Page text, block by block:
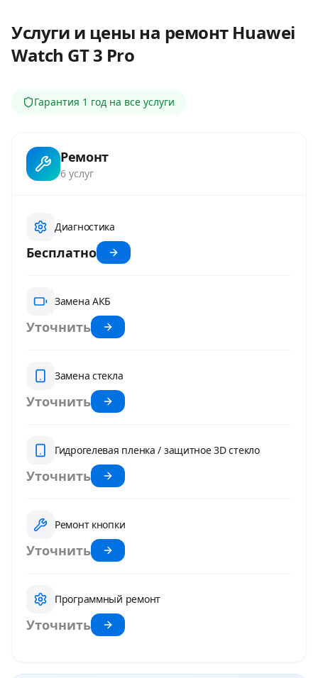
Услуги и цены на ремонт Huawei
Watch GT 3 Pro
Гарантия 1 год на все услуги
Ремонт
6 услуг
Диагностика
Бесплатно
Замена АКБ
Уточнить
Замена стекла
Уточнить
Гидрогелевая пленка / защитное 3D стекло
Уточнить
Ремонт кнопки
Уточнить
Программный ремонт
Уточнить